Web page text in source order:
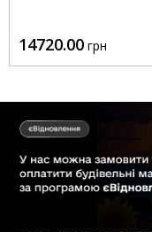
14720.00 грн